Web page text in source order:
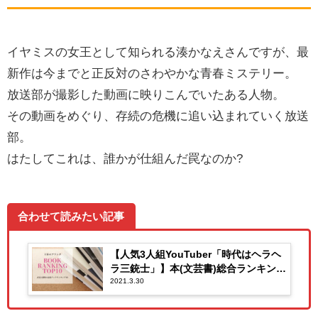
イヤミスの女王として知られる湊かなえさんですが、最
新作は今までと正反対のさわやかな青春ミステリー。
放送部が撮影した動画に映りこんでいたある人物。
その動画をめぐり、存続の危機に追い込まれていく放送
部。
はたしてこれは、誰かが仕組んだ罠なのか?
合わせて読みたい記事
【人気3人組YouTuber「時代はヘラヘ
ラ三銃士」】本(文芸書)総合ランキング
TOP10 -王様のブランチ-
2021.3.30